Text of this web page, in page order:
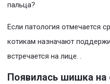
пальца?
Если патология отмечается
котикам назначают
встречается на лице. .
Появилась шишка на